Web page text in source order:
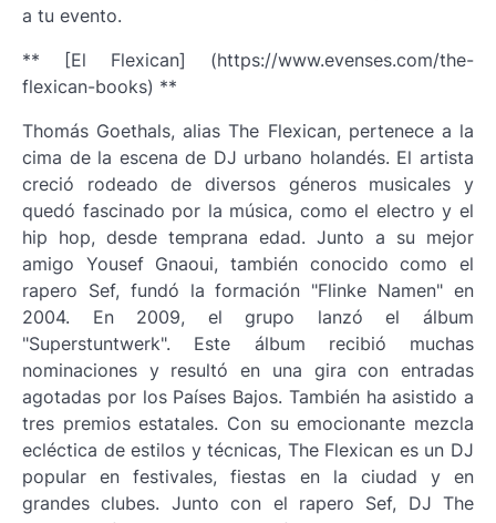
a tu evento.
** [El Flexican] (https://www.evenses.com/the-
flexican-books) **
Thomás Goethals, alias The Flexican, pertenece a la
cima de la escena de DJ urbano holandés. El artista
creció rodeado de diversos géneros musicales y
quedó fascinado por la música, como el electro y el
hip hop, desde temprana edad. Junto a su mejor
amigo Yousef Gnaoui, también conocido como el
rapero Sef, fundó la formación "Flinke Namen" en
2004. En 2009, el grupo lanzó el álbum
"Superstuntwerk". Este álbum recibió muchas
nominaciones y resultó en una gira con entradas
agotadas por los Países Bajos. También ha asistido a
tres premios estatales. Con su emocionante mezcla
ecléctica de estilos y técnicas, The Flexican es un DJ
popular en festivales, fiestas en la ciudad y en
grandes clubes. Junto con el rapero Sef, DJ The